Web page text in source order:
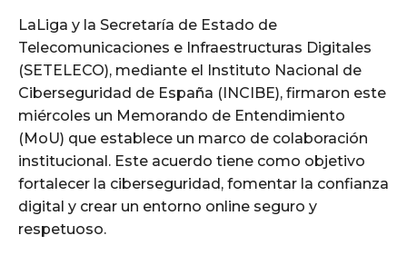
LaLiga y la Secretaría de Estado de
Telecomunicaciones e Infraestructuras Digitales
(SETELECO), mediante el Instituto Nacional de
Ciberseguridad de España (INCIBE), firmaron este
miércoles un Memorando de Entendimiento
(MoU) que establece un marco de colaboración
institucional. Este acuerdo tiene como objetivo
fortalecer la ciberseguridad, fomentar la confianza
digital y crear un entorno online seguro y
respetuoso.